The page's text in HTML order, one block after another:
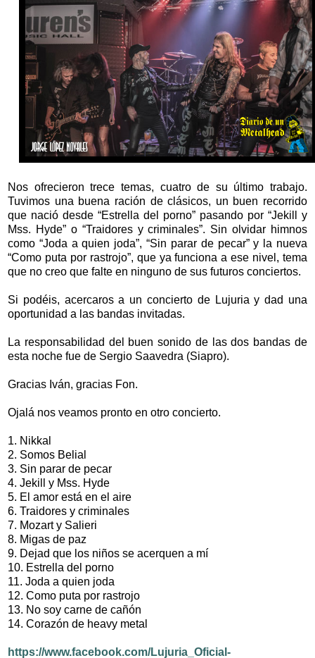
Nos ofrecieron trece temas, cuatro de su último trabajo.
Tuvimos una buena ración de clásicos, un buen recorrido
que nació desde “Estrella del porno” pasando por “Jekill y
Mss. Hyde” o “Traidores y criminales”. Sin olvidar himnos
como “Joda a quien joda”, “Sin parar de pecar” y la nueva
“Como puta por rastrojo”, que ya funciona a ese nivel, tema
que no creo que falte en ninguno de sus futuros conciertos.
Si podéis, acercaros a un concierto de Lujuria y dad una
oportunidad a las bandas invitadas.
La responsabilidad del buen sonido de las dos bandas de
esta noche fue de Sergio Saavedra (Siapro).
Gracias Iván, gracias Fon.
Ojalá nos veamos pronto en otro concierto.
1. Nikkal
2. Somos Belial
3. Sin parar de pecar
4. Jekill y Mss. Hyde
5. El amor está en el aire
6. Traidores y criminales
7. Mozart y Salieri
8. Migas de paz
9. Dejad que los niños se acerquen a mí
10. Estrella del porno
11. Joda a quien joda
12. Como puta por rastrojo
13. No soy carne de cañón
14. Corazón de heavy metal
https://www.facebook.com/Lujuria_Oficial-